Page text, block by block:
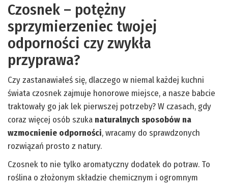
Czosnek – potężny
sprzymierzeniec twojej
odporności czy zwykła
przyprawa?
Czy zastanawiałeś się, dlaczego w niemal każdej kuchni
świata czosnek zajmuje honorowe miejsce, a nasze babcie
traktowały go jak lek pierwszej potrzeby? W czasach, gdy
coraz więcej osób szuka naturalnych sposobów na
wzmocnienie odporności, wracamy do sprawdzonych
rozwiązań prosto z natury.
Czosnek to nie tylko aromatyczny dodatek do potraw. To
roślina o złożonym składzie chemicznym i ogromnym